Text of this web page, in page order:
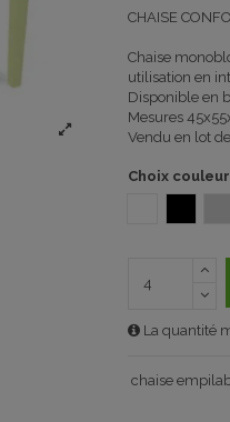
CHAISE
Chaise
utilisation en
Disponible en
Mesures
Vendu en lot
Choix couleur
La quantité
chaise